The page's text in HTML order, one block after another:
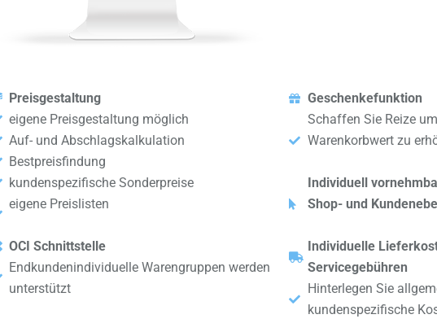
Preisgestaltung
eigene Preisgestaltung möglich
Auf- und Abschlagskalkulation
Bestpreisfindung
kundenspezifische Sonderpreise
eigene Preislisten
OCI Schnittstelle
Endkundenindividuelle Warengruppen werden
unterstützt
Geschenkefunktion
Schaffen Sie Reize
Warenkorbwert zu
Individuell
Shop- und
Individuelle
Servicegebühren
Hinterlegen Sie
kundenspezifische